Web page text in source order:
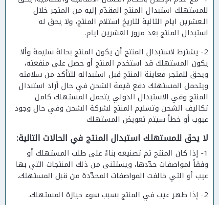
للمستهلك استبدال المنتج المقدّم إليه من المتجر خلال
الـعشرين ايام التالية لتاريخ استلام المنتج، ولا يحق له
استبدال المنتج بعد مرور العشرين ايام.
2- يشترط لاستبدال المنتج أن يكون المنتج بحالة سليمة وألا
يكون المستهلك قد استخدم المنتج أو حصل على منفعته،
ويحق للمتجر معاينة المنتج قبل استبداله للتأكد من سلامته
ويتحمل المستهلك دفع قيمة الشحن في حال أراد استبدال
المنتج وفي الاستبدال الدولي يتحمل المستهلك كامل
تكاليف الشحن وتسليم المنتج لشركة الشحن وفي حال وجود
عيوب أو خطأ سيتم تعويض المستهلك
لا يحق للمستهلك استبدال المنتج في الحالات التالية:
1- إذا كان المنتج تم تصنيعه بناءً على طلب المستهلك أو
وفقاً لمواصفات حدّدها، ويستثنى من ذلك المنتجات التي بها
عيب أو التي خالفت المواصفات المحدّدة من قبل المستهلك.
2- إذا ظهر عيب في المنتج بسبب سوء حيازة المستهلك.